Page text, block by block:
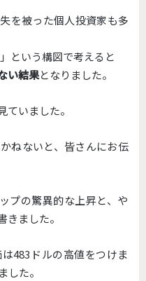
を被った個人投資家も多
という構図で考えると
い結果となりました。
いました。
ねないと、 皆さんにお伝
プの驚異的な上昇と、 や
ました。
483ドルの高値をつけま
した。